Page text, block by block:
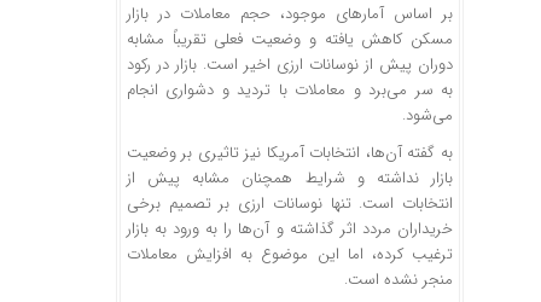
بر اساس آمارهای موجود، حجم معاملات در بازار
مسکن کاهش یافته و وضعیت فعلی تقریباً مشابه
دوران پیش از نوسانات ارزی اخیر است. بازار در رکود
به سر می‌برد و معاملات با تردید و دشواری انجام
می‌شود.
به گفته آن‌ها، انتخابات آمریکا نیز تاثیری بر وضعیت
بازار نداشته و شرایط همچنان مشابه پیش از
انتخابات است. تنها نوسانات ارزی بر تصمیم برخی
خریداران مردد اثر گذاشته و آن‌ها را به ورود به بازار
ترغیب کرده، اما این موضوع به افزایش معاملات
منجر نشده است.